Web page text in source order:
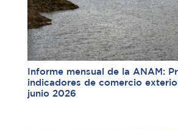
Informe mensual de la ANAM:
indicadores de comercio
junio 2026